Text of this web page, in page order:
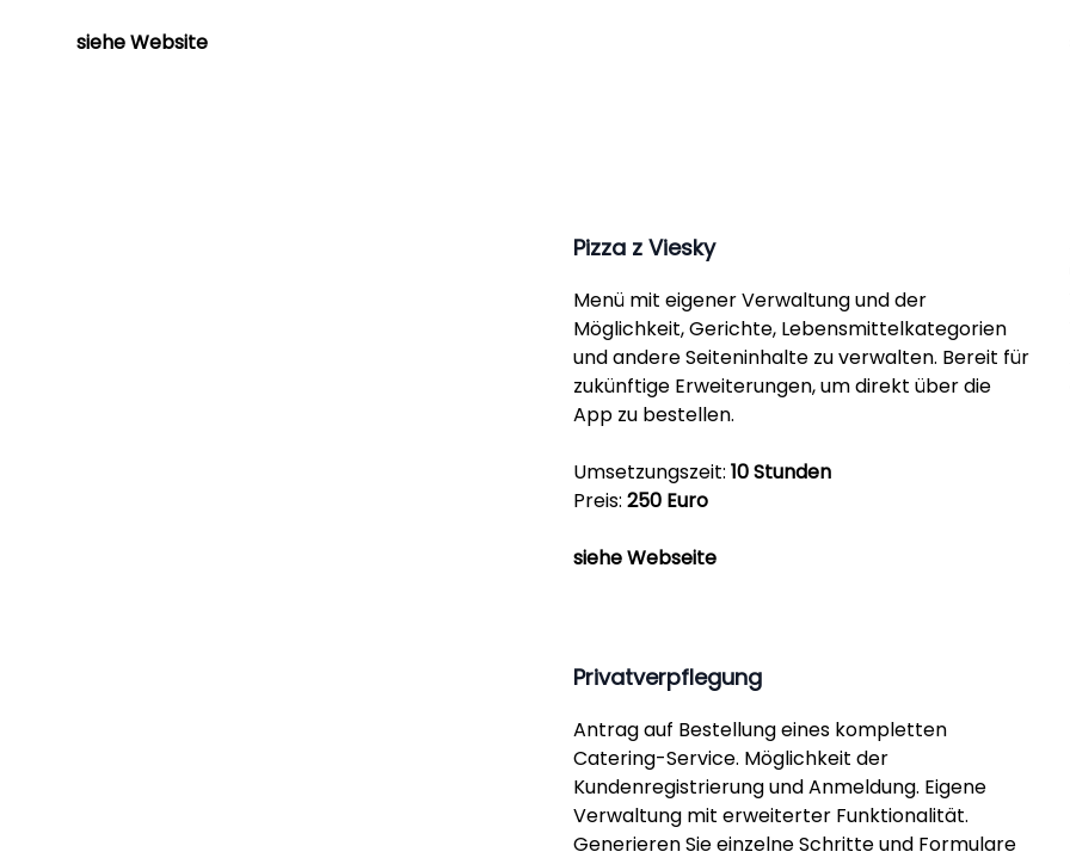
siehe Website
Pizza z Viesky
Menü mit eigener Verwaltung und der
Möglichkeit, Gerichte, Lebensmittelkategorien
und andere Seiteninhalte zu verwalten. Bereit für
zukünftige Erweiterungen, um direkt über die
App zu bestellen.
Umsetzungszeit: 10 Stunden
Preis: 250 Euro
siehe Webseite
Privatverpflegung
Antrag auf Bestellung eines kompletten
Catering-Service. Möglichkeit der
Kundenregistrierung und Anmeldung. Eigene
Verwaltung mit erweiterter Funktionalität.
Generieren Sie einzelne Schritte und Formulare